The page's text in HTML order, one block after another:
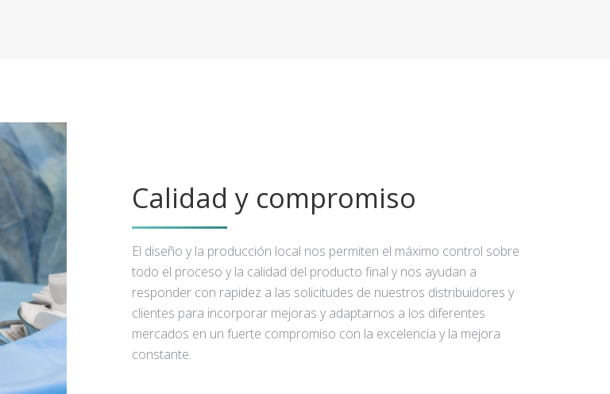
Calidad y compromiso
El diseño y la producción local nos permiten el máximo control sobre
todo el proceso y la calidad del producto final y nos ayudan a
responder con rapidez a las solicitudes de nuestros distribuidores y
clientes para incorporar mejoras y adaptarnos a los diferentes
mercados en un fuerte compromiso con la excelencia y la mejora
constante.